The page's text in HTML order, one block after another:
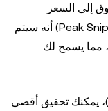
إلى السعر
المستهدف، يضمن لك بوت قناص القمم (Peak Sniper) أنه سيتم
مما يسمح لك
وباستخدام بوت قناص القمم (Peak Sniper)، يمكنك تحقيق أقصى